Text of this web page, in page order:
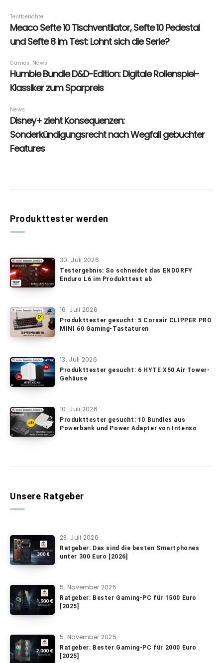
Produkttester werden
30. Juli 2026
Testergebnis: So schneidet das ENDORFY
Enduro L6 im Produkttest ab
16. Juli 2026
Produkttester gesucht: 5 Corsair CLIPPER PRO
MINI 60 Gaming-Tastaturen
13. Juli 2026
Produkttester gesucht: 6 HYTE X50 Air Tower-
Gehäuse
10. Juli 2026
Produkttester gesucht: 10 Bundles aus
Powerbank und Power Adapter von Intenso
Unsere Ratgeber
23. Juli 2026
Ratgeber: Das sind die besten Smartphones
unter 300 Euro [2026]
5. November 2025
Ratgeber: Bester Gaming-PC für 1500 Euro
[2025]
5. November 2025
Ratgeber: Bester Gaming-PC für 2000 Euro
[2025]